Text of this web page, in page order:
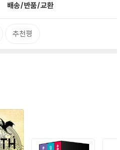
배송/반품/교환
추천평